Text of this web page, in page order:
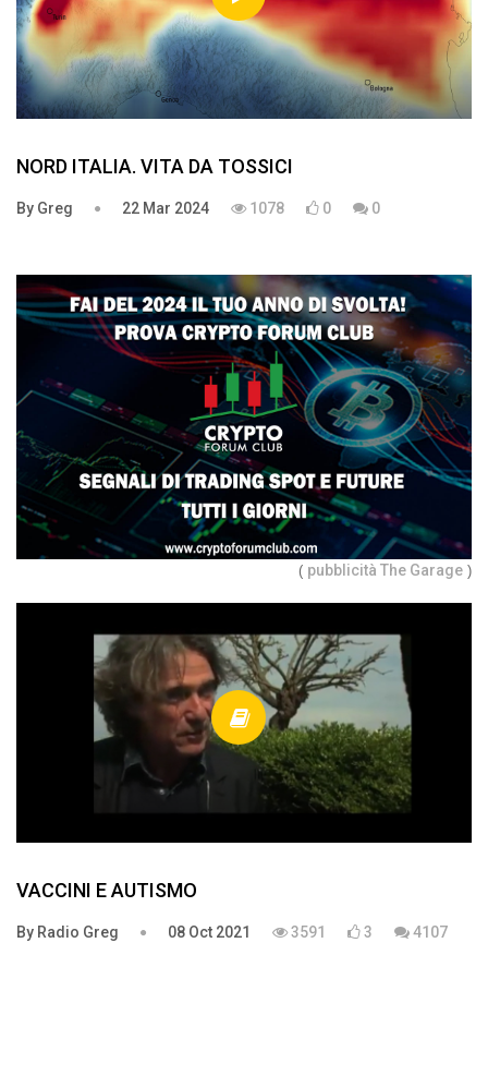
NORD ITALIA. VITA DA TOSSICI
By Greg 22 Mar 2024 1078 0 0
( pubblicità The Garage )
VACCINI E AUTISMO
By Radio Greg 08 Oct 2021 3591 3 4107